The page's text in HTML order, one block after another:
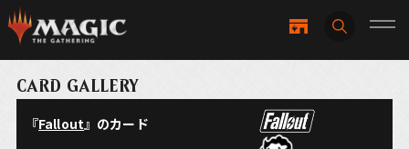
CARD GALLERY
『Fallout』のカード